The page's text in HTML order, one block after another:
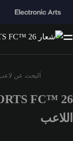
أدخل 3 أحرف أو أرقام على الأقل
اللاعب